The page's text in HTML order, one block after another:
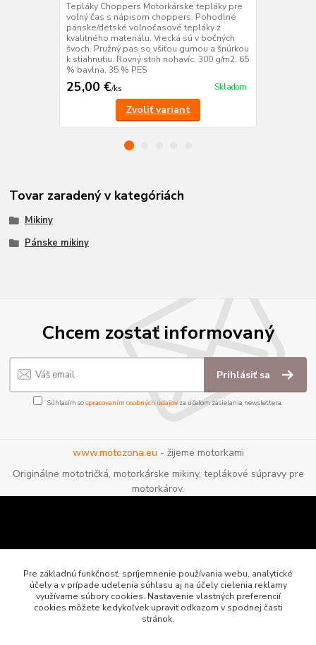
Tepláky Choppers Motorkárske tepláky pre
voľný čas s nápisom choppers. Pohodlné
pánske/detské voľnočasové tepláky z
kvalitného materiálu. Vrecká sú v bočných
švoch. Pružný pas so všitou gumou a šnúrkou
k stiahnutiu. Rovný strih nohavíc. 300 g/m2, 65
% bavlna, 35 % PES
25,00 €/ks Skladom
Zvoliť variant
Tovar zaradený v kategóriách
Mikiny
Pánske mikiny
Chcem zostať informovaný
Prihlásiť sa
Súhlasím sospracovaním osobných údajov za účelom zasielania newslettera.
www.motozona.eu - žijeme motorkami
Originálne mototričká, motorkárske mikiny, teplákové súpravy pre
motorkárov.
Pre základnú funkčnosť, spríjemnenie používania webu, analytické
účely a v prípade udelenia súhlasu aj na účely cielenia reklamy
využívame súbory cookies. Nastavenie vlastných preferencií
cookies môžete kedykoľvek upraviť odkazom v spodnej časti
stránok.